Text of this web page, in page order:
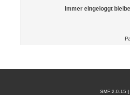
Immer eingeloggt
SMF 2.0.15